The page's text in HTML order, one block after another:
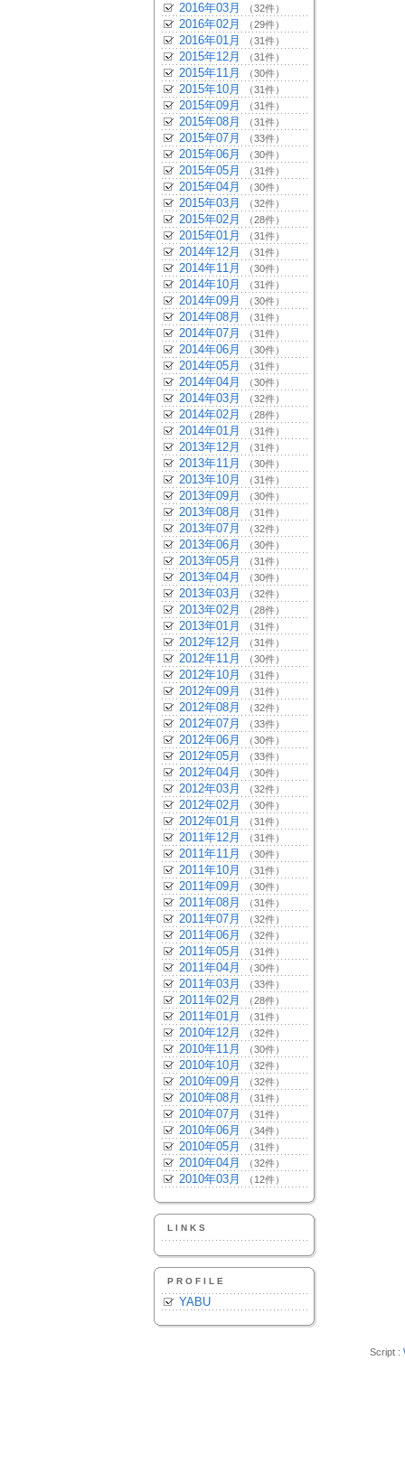
2016年03月 （32件）
2016年02月 （29件）
2016年01月 （31件）
2015年12月 （31件）
2015年11月 （30件）
2015年10月 （31件）
2015年09月 （31件）
2015年08月 （31件）
2015年07月 （33件）
2015年06月 （30件）
2015年05月 （31件）
2015年04月 （30件）
2015年03月 （32件）
2015年02月 （28件）
2015年01月 （31件）
2014年12月 （31件）
2014年11月 （30件）
2014年10月 （31件）
2014年09月 （30件）
2014年08月 （31件）
2014年07月 （31件）
2014年06月 （30件）
2014年05月 （31件）
2014年04月 （30件）
2014年03月 （32件）
2014年02月 （28件）
2014年01月 （31件）
2013年12月 （31件）
2013年11月 （30件）
2013年10月 （31件）
2013年09月 （30件）
2013年08月 （31件）
2013年07月 （32件）
2013年06月 （30件）
2013年05月 （31件）
2013年04月 （30件）
2013年03月 （32件）
2013年02月 （28件）
2013年01月 （31件）
2012年12月 （31件）
2012年11月 （30件）
2012年10月 （31件）
2012年09月 （31件）
2012年08月 （32件）
2012年07月 （33件）
2012年06月 （30件）
2012年05月 （33件）
2012年04月 （30件）
2012年03月 （32件）
2012年02月 （30件）
2012年01月 （31件）
2011年12月 （31件）
2011年11月 （30件）
2011年10月 （31件）
2011年09月 （30件）
2011年08月 （31件）
2011年07月 （32件）
2011年06月 （32件）
2011年05月 （31件）
2011年04月 （30件）
2011年03月 （33件）
2011年02月 （28件）
2011年01月 （31件）
2010年12月 （32件）
2010年11月 （30件）
2010年10月 （32件）
2010年09月 （32件）
2010年08月 （31件）
2010年07月 （31件）
2010年06月 （34件）
2010年05月 （31件）
2010年04月 （32件）
2010年03月 （12件）
LINKS
PROFILE
YABU
Script :